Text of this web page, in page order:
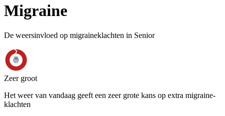
Migraine
De weersinvloed op migraineklachten in Senior
Zeer groot
Het weer van vandaag geeft een zeer grote kans op extra migraine-
klachten